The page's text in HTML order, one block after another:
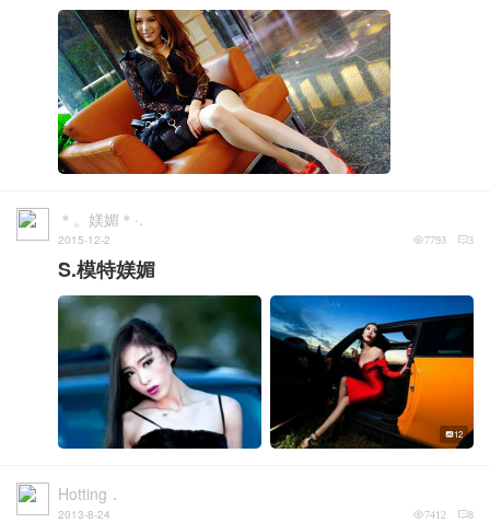
＊。媄媚＊·.
2015-12-2 3
7793
S.模特媄媚
12
Hotting．
2013-8-24 8
7412